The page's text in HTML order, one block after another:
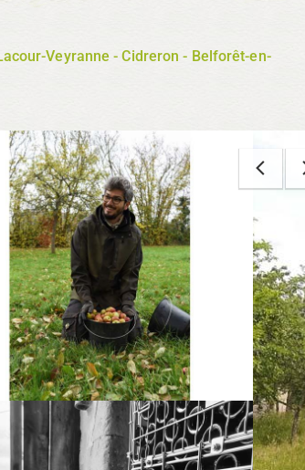
Veyranne - Cidreron - Belforêt-en-